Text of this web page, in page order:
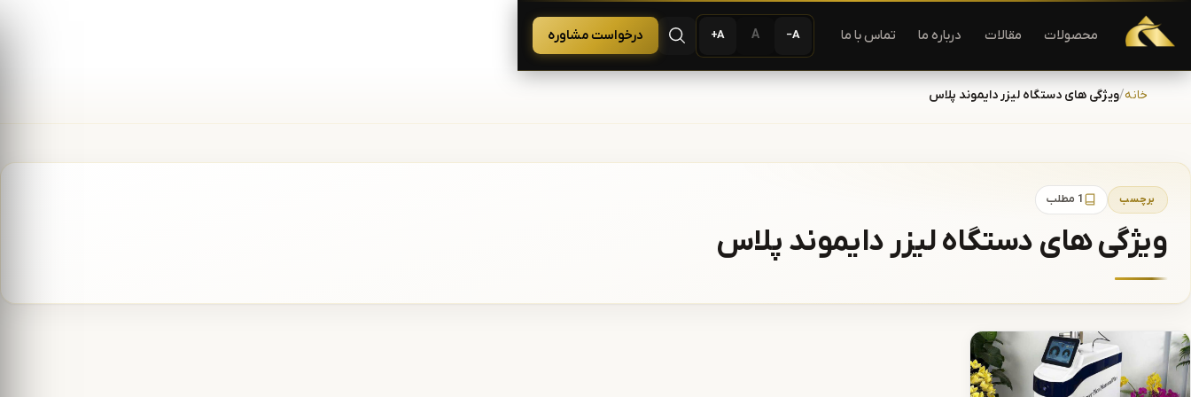
پرش به محتوا
دستگاه لیزر موهای زاید | دستگاه لاغری | آفرودیت لیزر — تجهیزات لیزر و زیبایی
محصولات مقالات درباره ما تماس با ما A−
A
A+
باز کردن جستجو
درخواست مشاوره
خانه ویژگی های دستگاه لیزر دایموند پلاس
برچسب 1 مطلب
ویژگی های دستگاه لیزر دایموند پلاس